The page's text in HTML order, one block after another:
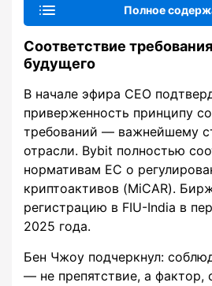
Полное
Соответствие
будущего
В начале эфира CEO
приверженность принципу
требований — важнейшему
отрасли. Bybit полностью
нормативам ЕС о
криптоактивов (MiCAR).
регистрацию в FIU-India в
2025 года.
Бен Чжоу подчеркнул:
— не препятствие, а фактор,